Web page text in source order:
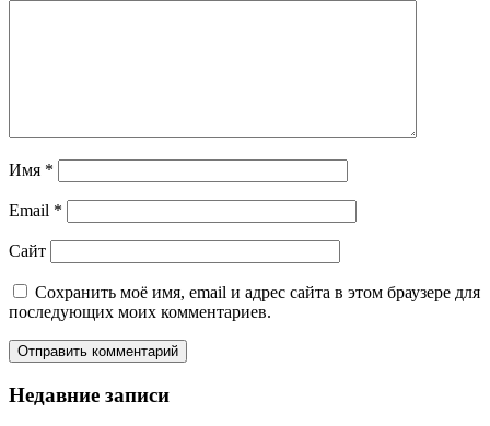
Имя *
Email *
Сайт
Сохранить моё имя, email и адрес сайта в этом браузере для
последующих моих комментариев.
Недавние записи